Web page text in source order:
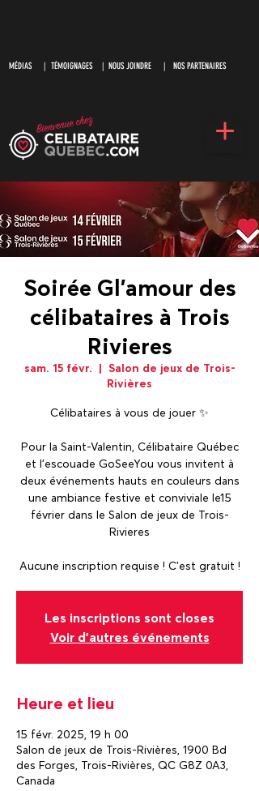
MÉDIAS| TÉMOIGNAGES | NOUS JOINDRE | NOS PARTENAIRES
Soirée Gl’amour des
célibataires à Trois
Rivieres
sam. 15 févr.
  |
Salon de jeux de Trois-
Rivières
Célibataires à vous de jouer ✨
Pour la Saint-Valentin, Célibataire Québec
et l’escouade GoSeeYou vous invitent à
deux événements hauts en couleurs dans
une ambiance festive et conviviale le15
février dans le Salon de jeux de Trois-
Rivieres
Aucune inscription requise ! C’est gratuit !
Les inscriptions sont closes
Voir d'autres événements
Heure et lieu
15 févr. 2025, 19 h 00
Salon de jeux de Trois-Rivières, 1900 Bd
des Forges, Trois-Rivières, QC G8Z 0A3,
Canada